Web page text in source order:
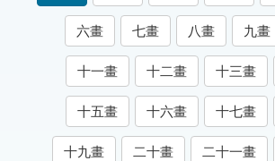
知識索引
單字索引
生命大百科索引
遊戲專區
六畫 七畫 八畫 九畫
十一畫 十二畫 十三畫
十五畫 十六畫 十七畫
十九畫 二十畫 二十一畫